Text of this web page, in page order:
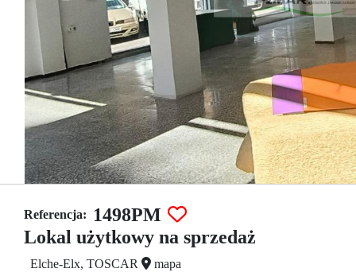
Referencja:
1498PM
Lokal użytkowy na sprzedaż
Elche-Elx, TOSCAR mapa